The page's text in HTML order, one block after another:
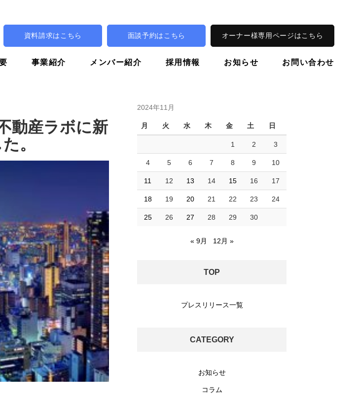
資料請求はこちら 面談予約はこちら オーナー様専用ページはこちら
事業紹介 メンバー紹介 採用情報 お知らせ お問い合わせ
動産ラボに新
。
2024年11月
月 火 水 木 金 土 日
1 2 3
4 5 6 7 8 9 10
11 12 13 14 15 16 17
18 19 20 21 22 23 24
25 26 27 28 29 30
« 9月 12月 »
TOP
プレスリリース一覧
CATEGORY
お知らせ
コラム